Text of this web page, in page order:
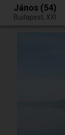
Egy jó randiból bármi
János (54)
Budapest, XXI.